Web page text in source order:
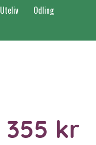
Uteliv
Odling
355 kr